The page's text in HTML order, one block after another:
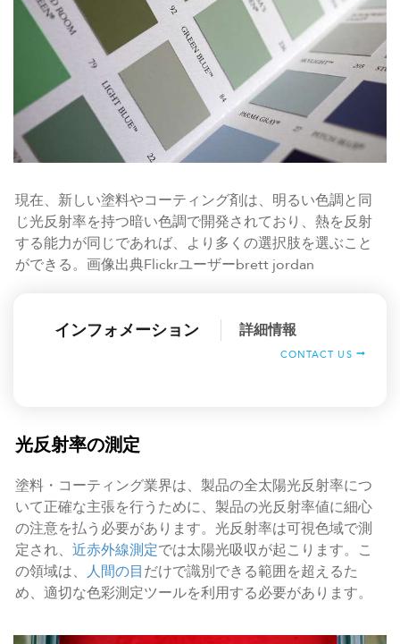
現在、新しい塗料やコーティング剤は、明るい色調と同
じ光反射率を持つ暗い色調で開発されており、熱を反射
する能力が同じであれば、より多くの選択肢を選ぶこと
ができる。画像出典Flickrユーザーbrett jordan
インフォメーション 詳細情報
CONTACT US
光反射率の測定
塗料・コーティング業界は、製品の全太陽光反射率につ
いて正確な主張を行うために、製品の光反射率値に細心
の注意を払う必要があります。光反射率は可視色域で測
定され、 近赤外線測定では太陽光吸収が起こります。こ
の領域は、 人間の目だけで識別できる範囲を超えるた
め、適切な色彩測定ツールを利用する必要があります。